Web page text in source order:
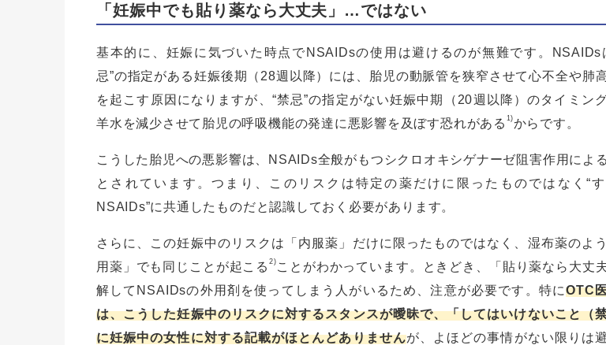
「妊娠中でも貼り薬なら大丈夫」…ではない
基本的に、妊娠に気づいた時点でNSAIDsの使用は避けるのが無難です。NSAIDs
忌”の指定がある妊娠後期（28週以降）には、胎児の動脈管を狭窄させて心不全や肺
を起こす原因になりますが、“禁忌”の指定がない妊娠中期（20週以降）のタイミング
羊水を減少させて胎児の呼吸機能の発達に悪影響を及ぼす恐れがある 1)からです。
こうした胎児への悪影響は、NSAIDs全般がもつシクロオキシゲナーゼ阻害作用によ
とされています。つまり、このリスクは特定の薬だけに限ったものではなく“
NSAIDs”に共通したものだと認識しておく必要があります。
さらに、この妊娠中のリスクは「内服薬」だけに限ったものではなく、湿布薬のよ
用薬」でも同じことが起こる2) ことがわかっています。ときどき、「貼り薬なら大丈
解してNSAIDsの外用剤を使ってしまう人がいるため、注意が必要です。特にOTC
は、こうした妊娠中のリスクに対するスタンスが曖昧で、「してはいけないこと（
に妊娠中の女性に対する記載がほとんどありませんが、よほどの事情がない限りは